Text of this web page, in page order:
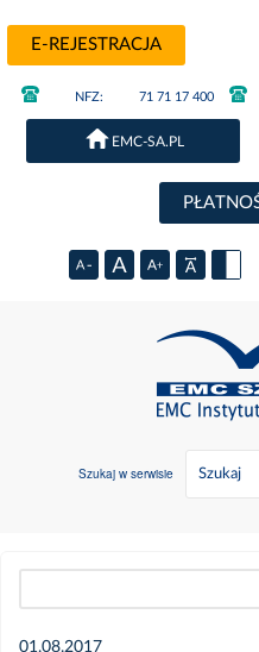
E-REJESTRACJA
NFZ: 71 71 17 400
EMC-SA.PL
Szukaj w serwisie
01.08.2017